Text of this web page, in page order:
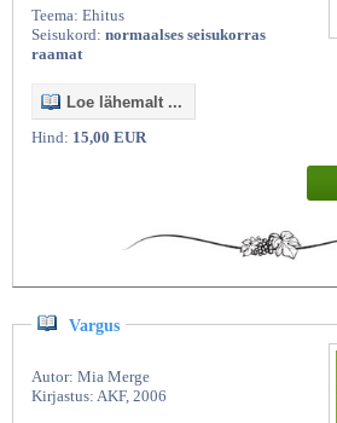
Teema: Ehitus
Seisukord: normaalses seisukorras
raamat
Loe lähemalt ...
Hind: 15,00 EUR
Vargus
Autor: Mia Merge
Kirjastus: AKF, 2006